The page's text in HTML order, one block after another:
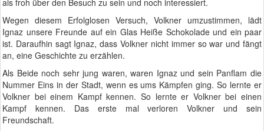
als froh über den Besuch zu sein und noch interessiert.
Wegen diesem Erfolglosen Versuch, Volkner umzustimmen, lädt
Ignaz unsere Freunde auf ein Glas Heiße Schokolade und ein paar
ist. Daraufhin sagt Ignaz, dass Volkner nicht immer so war und fängt
an, eine Geschichte zu erzählen.
Als Beide noch sehr jung waren, waren Ignaz und sein Panflam die
Nummer Eins in der Stadt, wenn es ums Kämpfen ging. So lernte er
Volkner bei einem Kampf kennen. So lernte er Volkner bei einen
Kampf kennen. Das erste mal verloren Volkner und sein
Freundschaft.